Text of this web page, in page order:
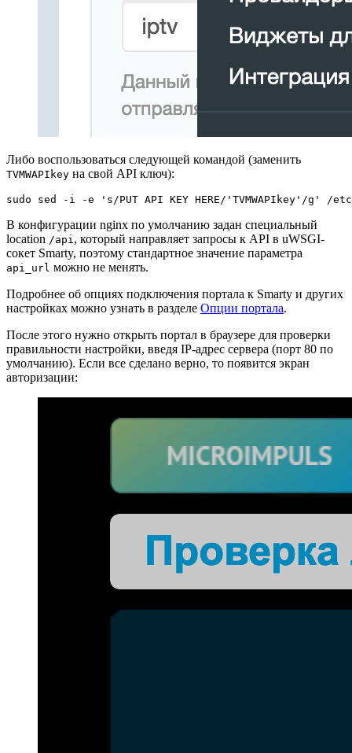
Либо воспользоваться следующей командой (заменить
TVMWAPIkey на свой API ключ):
sudo sed -i -e 's/PUT API KEY HERE/'TVMWAPIkey'/g'
В конфигурации nginx по умолчанию задан специальный
location /api , который направляет запросы к API в uWSGI-
сокет Smarty, поэтому стандартное значение параметра
api_url можно не менять.
Подробнее об опциях подключения портала к Smarty и других
настройках можно узнать в разделе Опции портала.
После этого нужно открыть портал в браузере для проверки
правильности настройки, введя IP-адрес сервера (порт 80 по
умолчанию). Если все сделано верно, то появится экран
авторизации: